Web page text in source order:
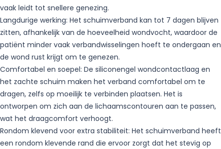
vaak leidt tot snellere genezing.
Langdurige werking: Het schuimverband kan tot 7 dagen blijven
zitten, afhankelijk van de hoeveelheid wondvocht, waardoor de
patiënt minder vaak verbandwisselingen hoeft te ondergaan en
de wond rust krijgt om te genezen.
Comfortabel en soepel: De siliconengel wondcontactlaag en
het zachte schuim maken het verband comfortabel om te
dragen, zelfs op moeilijk te verbinden plaatsen. Het is
ontworpen om zich aan de lichaamscontouren aan te passen,
wat het draagcomfort verhoogt.
Rondom klevend voor extra stabiliteit: Het schuimverband heeft
een rondom klevende rand die ervoor zorgt dat het stevig op